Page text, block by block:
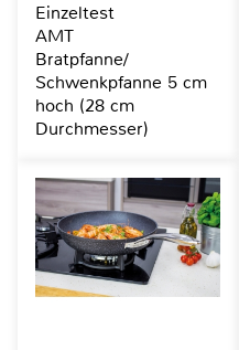
Einzeltest
AMT
Bratpfanne/
Schwenkpfanne 5 cm
hoch (28 cm
Durchmesser)